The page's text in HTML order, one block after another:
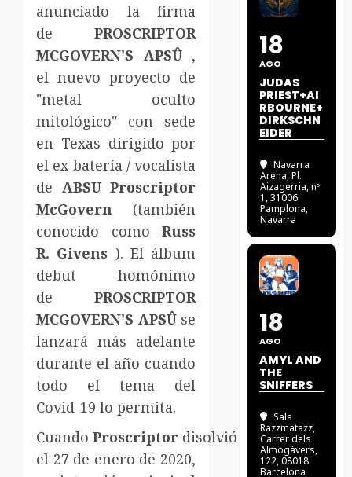
anunciado la firma
dePROSCRIPTOR
MCGOVERN'S APSÛ,
el nuevo proyecto de
"metal oculto
mitológico" con sede
en Texas dirigido por
el ex batería / vocalista
de ABSUProscriptor
McGovern (también
conocido comoRuss
R. Givens ). El álbum
debut homónimo
dePROSCRIPTOR
MCGOVERN'S APSÛse
lanzará más adelante
durante el año cuando
todo el tema del
Covid-19 lo permita.
Cuando Proscriptor disolvió
ABSU
el 27 de enero de 2020,
18
AGO
JUDAS
PRIEST+AI
RBOURNE+
DIRKSCHN
EIDER
Navarra
Arena, Pl.
Aizagerria, nº
1, 31006
Pamplona,
Navarra
18
AGO
AMYL AND
THE
SNIFFERS
Sala
Razzmatazz,
Carrer dels
Almogàvers,
122, 08018
Barcelona